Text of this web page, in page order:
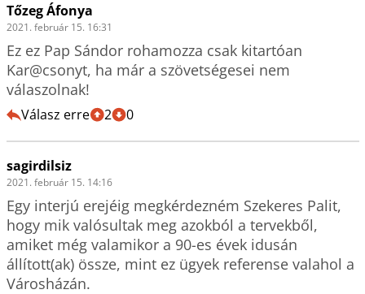
Tőzeg Áfonya
2021. február 15. 16:31
Ez ez Pap Sándor rohamozza csak kitartóan
Kar@csonyt, ha már a szövetségesei nem
válaszolnak!
Válasz erre 2 0
sagirdilsiz
2021. február 15. 14:16
Egy interjú erejéig megkérdezném Szekeres Palit,
hogy mik valósultak meg azokból a tervekből,
amiket még valamikor a 90-es évek idusán
állított(ak) össze, mint ez ügyek referense valahol a
Városházán.